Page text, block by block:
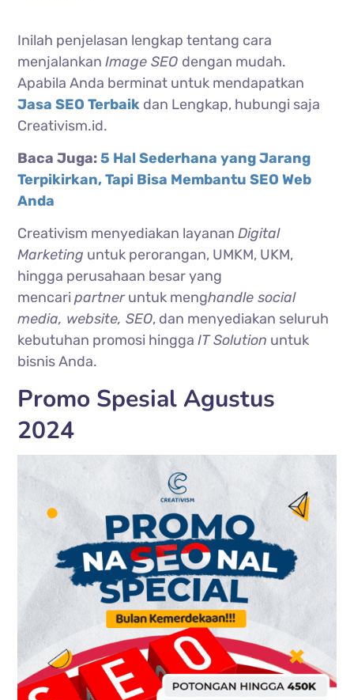
Inilah penjelasan lengkap tentang cara
menjalankanImage SEO dengan mudah.
Apabila Anda berminat untuk mendapatkan
Jasa SEO Terbaik dan Lengkap, hubungi saja
Creativism.id.
Baca Juga:5 Hal Sederhana yang Jarang
Terpikirkan, Tapi Bisa Membantu SEO Web
Anda
Creativism menyediakan layananDigital
Marketing untuk perorangan, UMKM, UKM,
hingga perusahaan besar yang
mencaripartneruntuk menghandle social
media, website, SEO, dan menyediakan seluruh
kebutuhan promosi hinggaIT Solution untuk
bisnis Anda.
Promo Spesial Agustus
2024